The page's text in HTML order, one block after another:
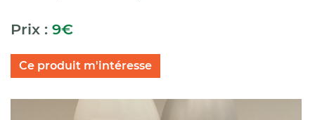
 Code Captcha
En cochant cette case, vous consentez à recevoir nos propositions
Prix : 9€
Ce produit m'intéresse